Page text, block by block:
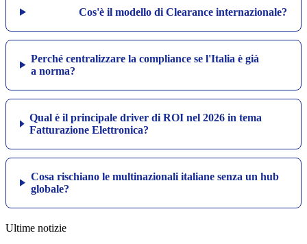
Cos'è il modello di Clearance internazionale?
Perché centralizzare la compliance se l'Italia è già
a norma?
Qual è il principale driver di ROI nel 2026 in tema
Fatturazione Elettronica?
Cosa rischiano le multinazionali italiane senza un hub
globale?
Ultime notizie